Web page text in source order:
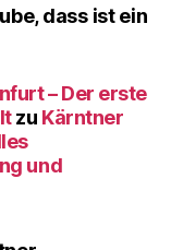
dass ist ein
– Der erste
zu Kärntner
und